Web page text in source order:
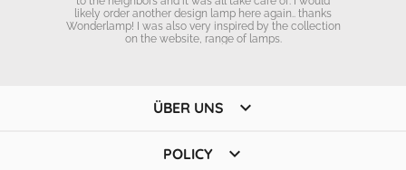
likely order another design lamp here again.. thanks
Wonderlamp! I was also very inspired by the collection
on the website, range of lamps.
ÜBER UNS 
POLICY 